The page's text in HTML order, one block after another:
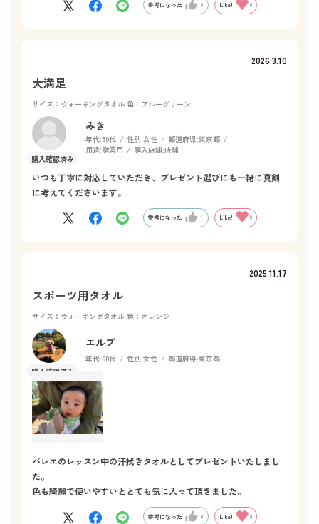
参考になった 0 Like! 0
2026.3.10
大満足
サイズ：ウォーキングタオル 色：ブルーグリーン
みき
年代:50代 性別:女性 都道府県:東京都
用途:贈答用 購入店舗:店舗
いつも丁寧に対応していただき、プレゼント選びにも一緒に真剣
に考えてくださいます。
参考になった 1 Like! 0
2025.11.17
スポーツ用タオル
サイズ：ウォーキングタオル 色：オレンジ
エルブ
年代:60代 性別:女性 都道府県:東京都
バレエのレッスン中の汗拭きタオルとしてプレゼントいたしまし
た。
色も綺麗で使いやすいととても気に入って頂きました。
参考になった 0 Like! 0